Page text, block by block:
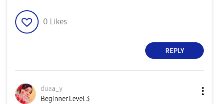
0 Likes
REPLY
duaa_y
Beginner Level 3